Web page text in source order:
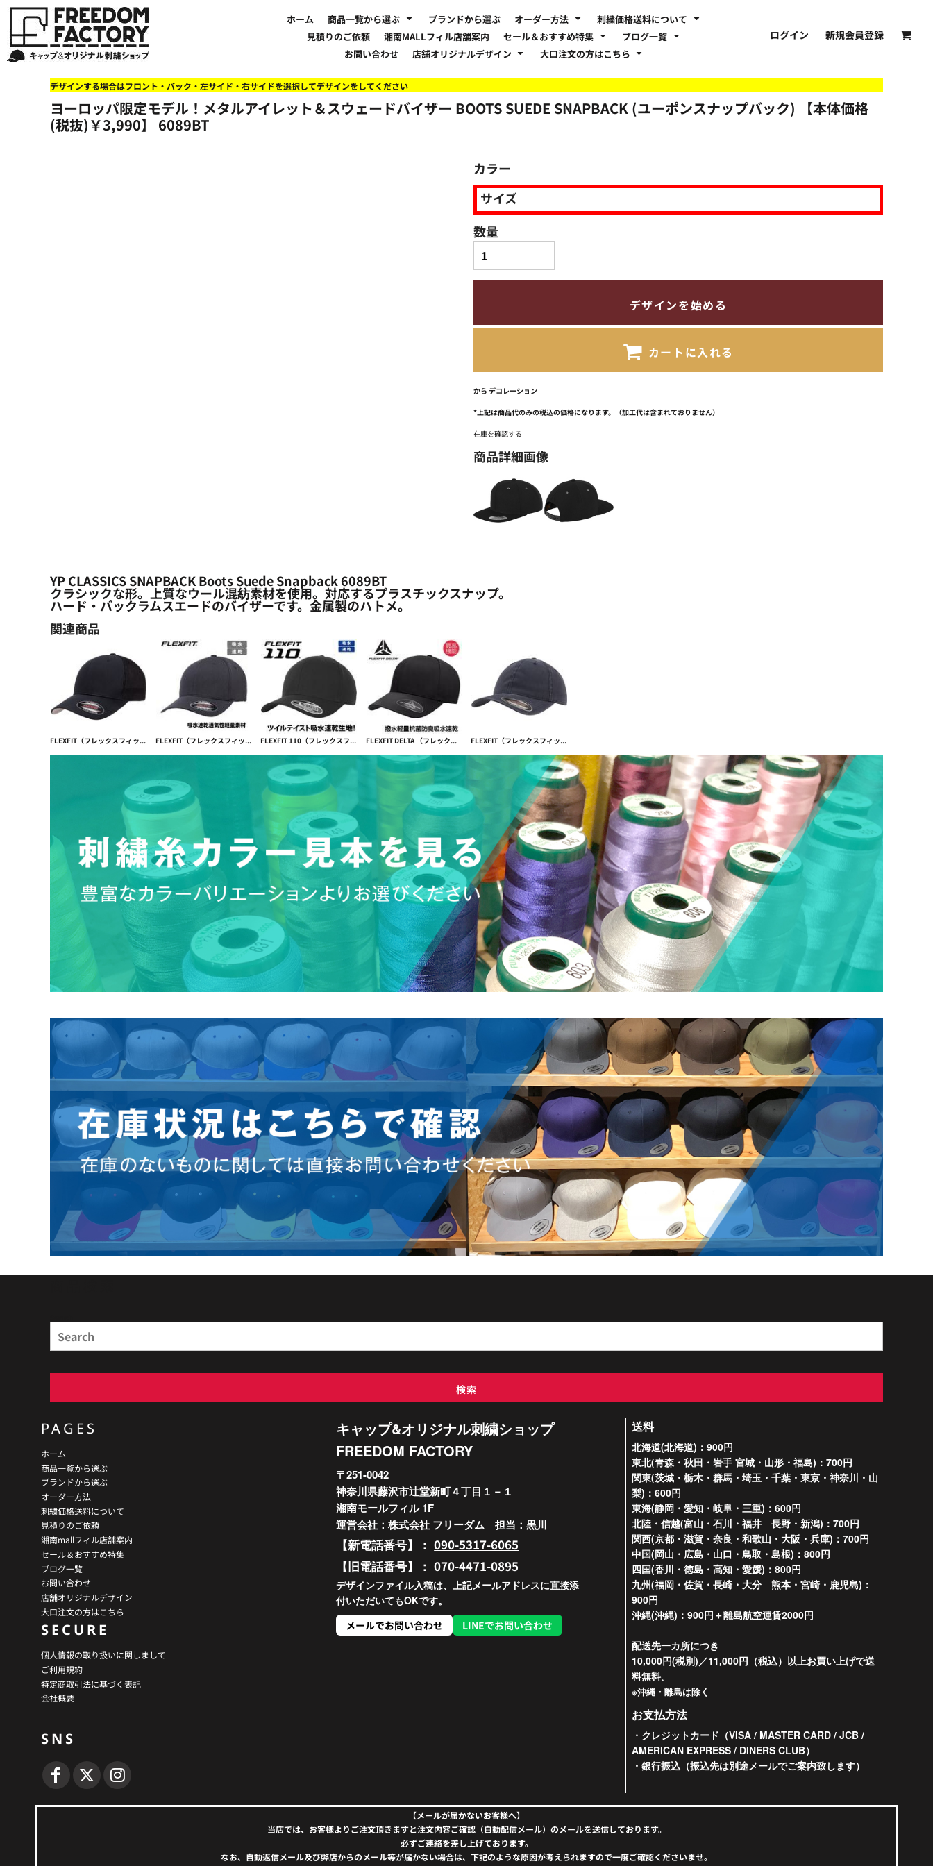
ホーム 商品一覧から選ぶ ブランドから選ぶ オーダー方法
刺繍価格送料について
見積りのご依頼
湘南MALLフィル店舗案内 セール＆おすすめ特集
ブログ一覧
お問い合わせ
店舗オリジナルデザイン 大口注文の方はこちら
ログイン 新規会員登録
デザインする場合はフロント・バック・左サイド・右サイドを選択してデザインをしてください
ヨーロッパ限定モデル！メタルアイレット＆スウェードバイザー BOOTS SUEDE SNAPBACK (ユーポンスナップバック) 【本体価格
(税抜)￥3,990】
6089BT
カラー
サイズ
数量
デザインを始める
カートに入れる
から デコレーション
*上記は商品代のみの税込の価格になります。（加工代は含まれておりません）
在庫を確認する
商品詳細画像
YP CLASSICS SNAPBACK Boots Suede Snapback 6089BT
クラシックな形。上質なウール混紡素材を使用。対応するプラスチックスナップ。
ハード・バックラムスエードのバイザーです。金属製のハトメ。
関連商品
FLEXFIT（フレックスフィット）TRUCKER MESH CAP【本体価格(税抜)￥3,390】 FLEXFIT（フレックスフィット）吸水速乾フィット感抜群 COOL&DRY 3DHEXAGON JERSEY【本体価格(税抜)￥3,990】 FLEXFIT 110（フレックスフィット110）スポーツ向け吸水速乾 PRO-FORMANCE【本体価格(税抜)￥3,990】 FLEXFIT DELTA （フレックスフィットデルタ）キャップ【本体価格(税抜)￥4,490】 FLEXFIT（フレックスフィット） GARMENT WASHED COTTON CAP ガーメントウォッシュ【本体価格(税抜)￥3,390】
検索
PAGES
ホーム
商品一覧から選ぶ
ブランドから選ぶ
オーダー方法
刺繍価格送料について
見積りのご依頼
湘南mallフィル店舗案内
セール＆おすすめ特集
ブログ一覧
お問い合わせ
店舗オリジナルデザイン
大口注文の方はこちら
SECURE
個人情報の取り扱いに関しまして
ご利用規約
特定商取引法に基づく表記
会社概要
SNS
キャップ&オリジナル刺繍ショップ
FREEDOM FACTORY
〒251-0042
神奈川県藤沢市辻堂新町４丁目１－１
湘南モールフィル 1F
運営会社：株式会社 フリーダム 担当：黒川
【新電話番号】：090-5317-6065
【旧電話番号】：070-4471-0895
デザインファイル入稿は、上記メールアドレスに直接添
付いただいてもOKです。
メールでお問い合わせ
LINEでお問い合わせ
送料
北海道(北海道)：900円
東北(青森・秋田・岩手 宮城・山形・福島)：700円
関東(茨城・栃木・群馬・埼玉・千葉・東京・神奈川・山
梨)：600円
東海(静岡・愛知・岐阜・三重)：600円
北陸・信越(富山・石川・福井 長野・新潟)：700円
関西(京都・滋賀・奈良・和歌山・大阪・兵庫)：700円
中国(岡山・広島・山口・鳥取・島根)：800円
四国(香川・徳島・高知・愛媛)：800円
九州(福岡・佐賀・長崎・大分 熊本・宮崎・鹿児島)：
900円
沖縄(沖縄)：900円＋離島航空運賃2000円
配送先一カ所につき
10,000円(税別)／11,000円（税込）以上お買い上げで送
料無料。
※沖縄・離島は除く
お支払方法
・クレジットカード（VISA / MASTER CARD / JCB /
AMERICAN EXPRESS / DINERS CLUB）
・銀行振込（振込先は別途メールでご案内致します）
【メールが届かないお客様へ】
当店では、お客様よりご注文頂きますと注文内容ご確認（自動配信メール）のメールを送信しております。
必ずご連絡を差し上げております。
なお、自動返信メール及び弊店からのメール等が届かない場合は、下記のような原因が考えられますので一度ご確認くださいませ。
ホーム
商品一覧から選ぶ
商品一覧から選ぶ
オーダー方法
オーダー方法
刺繍価格送料について
新着おすすめ商品
セール
NEW ERA BLANK CAP(ニューエラ 無地キャップ）
FLEXFIT/YUPOONG（フレックスフィット/ユーポン 無地キャップ）
その他ブランドブランク無地キャップ
イベント向け低価格商品ミニマム10個以上の発注
オリジナル刺繍をオーダー
文字でデザインする場合
お客様のデザインをアップロードする場合
ネットで購入した方で再注文したい方へ
Q&A 質問と回答参考事例
ショップにお任せの方
【帽子】刺繍価格について
【アパレル】刺繍価格について
送料について
オリジナル刺繍製作事例
オリジナル刺繍価格参考事例
バッグやTシャツにも刺繍可能
59FIFTYとは?
ユーポン/フレックスフィットとは
ユナイテッドアスレ取り扱い開始!
キャラクターワッペン販売中!
オリジナルワッペンデザインを制作いたします!
商品紹介・新着情報
刺繍・デザインの知識
刺繍ミシン・設備紹介
帽子のメンテナンス他
FREEDOM
アルファベット3D刺繍 花文字A A-Z
ワッペン
湘南
父の日
素材
法人・企業向け商品特集
イベント・販促向け商品特集
学校・部活向け商品特集